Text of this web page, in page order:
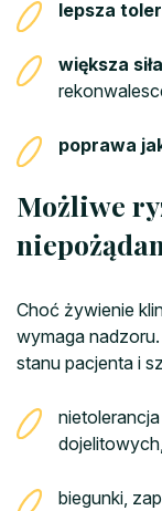
lepsza
większa
poprawa
Możliwe
Choć żywienie
wymaga
stanu pacjenta i
dojelitowych,
biegunki,